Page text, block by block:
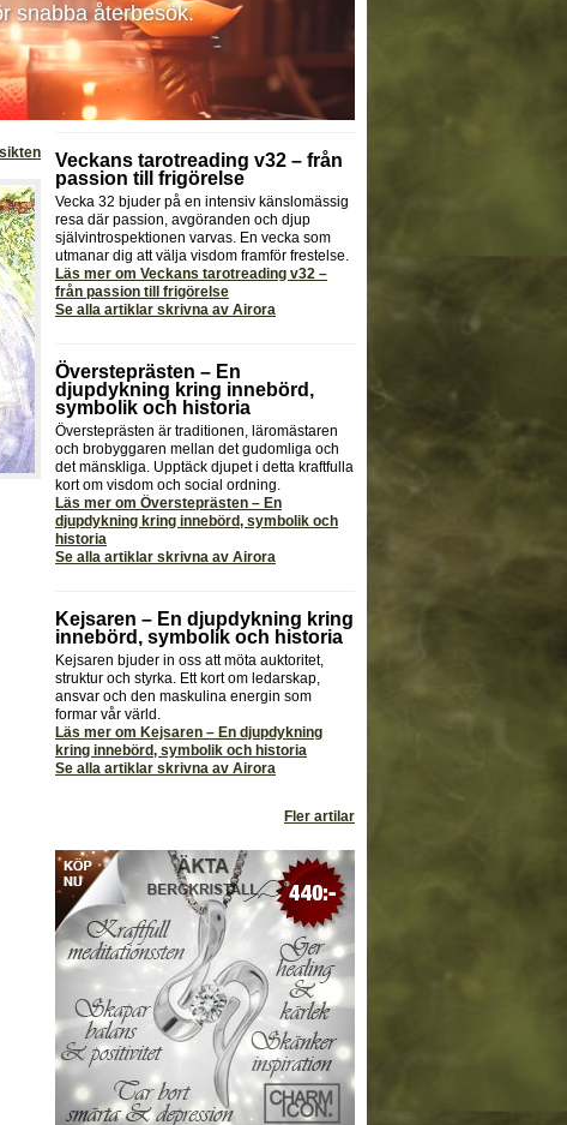
snabba återbesök.
Veckans tarotreading v32 – från
passion till frigörelse
Vecka 32 bjuder på en intensiv känslomässig
resa där passion, avgöranden och djup
självintrospektionen varvas. En vecka som
utmanar dig att välja visdom framför frestelse.
Läs mer om Veckans tarotreading v32 –
från passion till frigörelse
Se alla artiklar skrivna av Airora
Översteprästen – En
djupdykning kring innebörd,
symbolik och historia
Översteprästen är traditionen, läromästaren
och brobyggaren mellan det gudomliga och
det mänskliga. Upptäck djupet i detta kraftfulla
kort om visdom och social ordning.
Läs mer om Översteprästen – En
djupdykning kring innebörd, symbolik och
historia
Se alla artiklar skrivna av Airora
Kejsaren – En djupdykning kring
innebörd, symbolik och historia
Kejsaren bjuder in oss att möta auktoritet,
struktur och styrka. Ett kort om ledarskap,
ansvar och den maskulina energin som
formar vår värld.
Läs mer om Kejsaren – En djupdykning
kring innebörd, symbolik och historia
Se alla artiklar skrivna av Airora
Fler artilar